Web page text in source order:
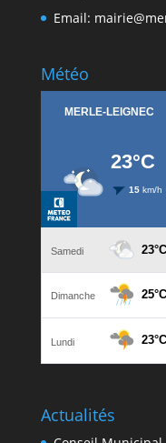
Email:
Météo
Actualités